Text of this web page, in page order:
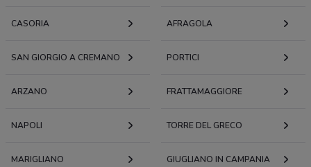
CASORIA AFRAGOLA
SAN GIORGIO A CREMANO PORTICI
ARZANO FRATTAMAGGIORE
NAPOLI TORRE DEL GRECO
MARIGLIANO GIUGLIANO IN CAMPANIA